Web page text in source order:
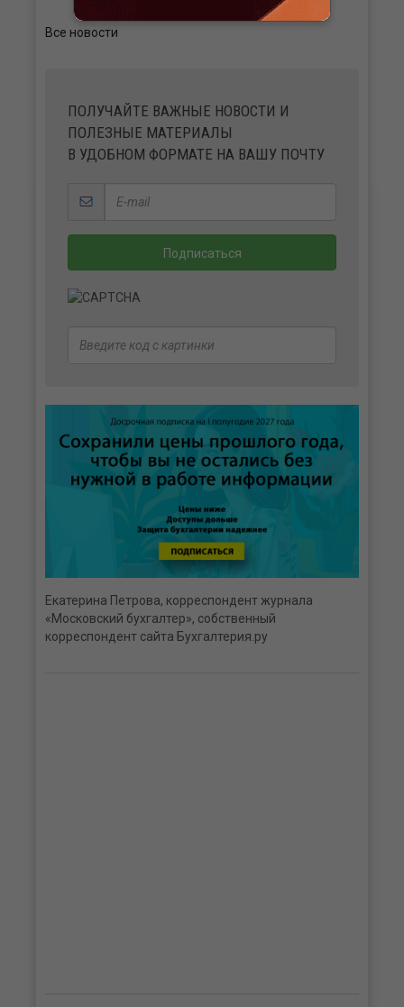
Все новости
ПОЛУЧАЙТЕ ВАЖНЫЕ НОВОСТИ И
ПОЛЕЗНЫЕ МАТЕРИАЛЫ
В УДОБНОМ ФОРМАТЕ НА ВАШУ ПОЧТУ
Екатерина Петрова, корреспондент журнала
«Московский бухгалтер», собственный
корреспондент сайта Бухгалтерия.ру